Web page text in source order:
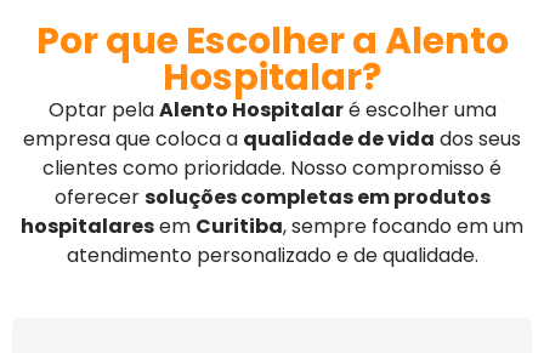
Por que Escolher a Alento
Hospitalar?
Optar pelaAlento Hospitalaré escolher uma
empresa que coloca a qualidade de vida dos seus
clientes como prioridade. Nosso compromisso é
oferecersoluções completas em produtos
hospitalaresem Curitiba, sempre focando em um
atendimento personalizado e de qualidade.